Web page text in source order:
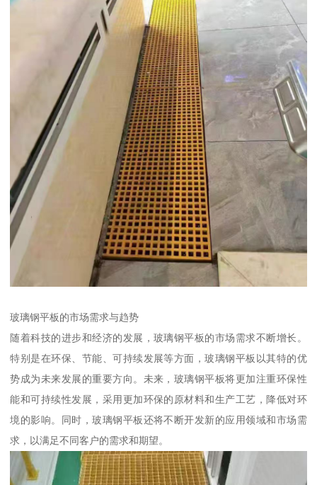
玻璃钢平板的市场需求与趋势
随着科技的进步和经济的发展，玻璃钢平板的市场需求不断增长。
特别是在环保、节能、可持续发展等方面，玻璃钢平板以其特的优
势成为未来发展的重要方向。未来，玻璃钢平板将更加注重环保性
能和可持续性发展，采用更加环保的原材料和生产工艺，降低对环
境的影响。同时，玻璃钢平板还将不断开发新的应用领域和市场需
求，以满足不同客户的需求和期望。